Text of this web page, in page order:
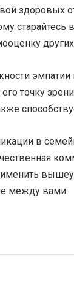
здоровых
точку
в
между вами.